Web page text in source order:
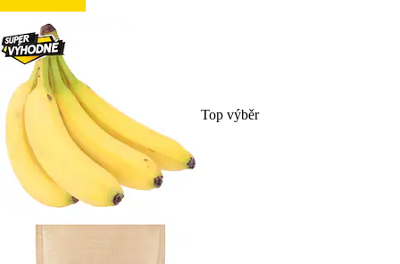
Top výběr